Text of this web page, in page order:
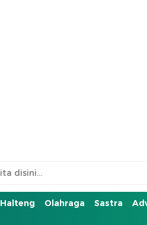
Halteng Olahraga Sastra